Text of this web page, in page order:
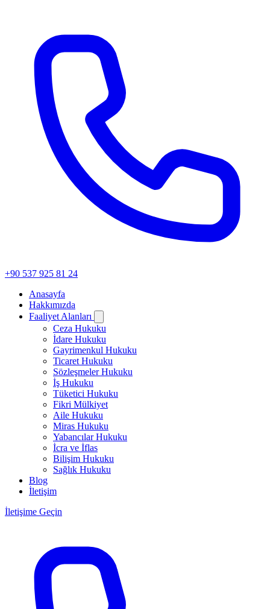
+90 537 925 81 24
Anasayfa
Hakkımızda
Faaliyet Alanları
Ceza Hukuku
İdare Hukuku
Gayrimenkul Hukuku
Ticaret Hukuku
Sözleşmeler Hukuku
İş Hukuku
Tüketici Hukuku
Fikri Mülkiyet
Aile Hukuku
Miras Hukuku
Yabancılar Hukuku
İcra ve İflas
Bilişim Hukuku
Sağlık Hukuku
Blog
İletişim
İletişime Geçin